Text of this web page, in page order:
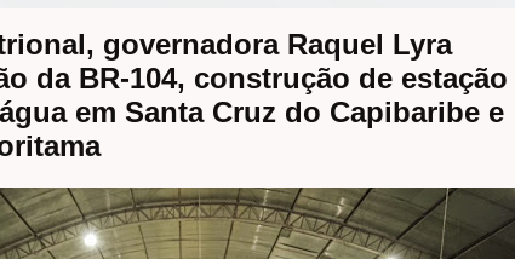
governadora Raquel Lyra
da BR-104, construção de estação
em Santa Cruz do Capibaribe e